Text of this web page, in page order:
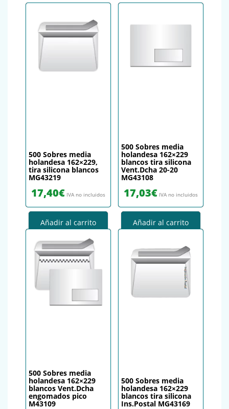
500 Sobres media
holandesa 162×229,
tira silicona blancos
MG43219
17,40€ IVA no incluidos
Añadir al carrito
500 Sobres media
holandesa 162×229
blancos tira silicona
Vent.Dcha 20-20
MG43108
17,03€ IVA no incluidos
Añadir al carrito
500 Sobres media
holandesa 162×229
blancos Vent.Dcha
engomados pico
M43109
500 Sobres media
holandesa 162×229
blancos tira silicona
Ins.Postal MG43169